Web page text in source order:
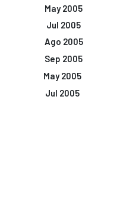
May 2005
Jul 2005
Ago 2005
Sep 2005
May 2005
Jul 2005